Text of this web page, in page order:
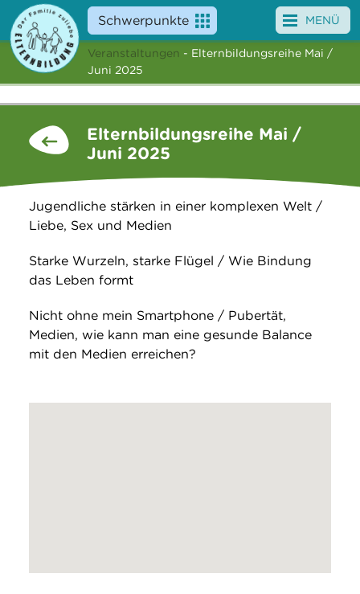
Schwerpunkte
Angebote
News
Über uns
Suche
MENÜ
Veranstaltungen - Elternbildungsreihe Mai /
Juni 2025
Elternbildungsreihe Mai /
Juni 2025
Jugendliche stärken in einer komplexen Welt /
Liebe, Sex und Medien
Starke Wurzeln, starke Flügel / Wie Bindung
das Leben formt
Nicht ohne mein Smartphone / Pubertät,
Medien, wie kann man eine gesunde Balance
mit den Medien erreichen?